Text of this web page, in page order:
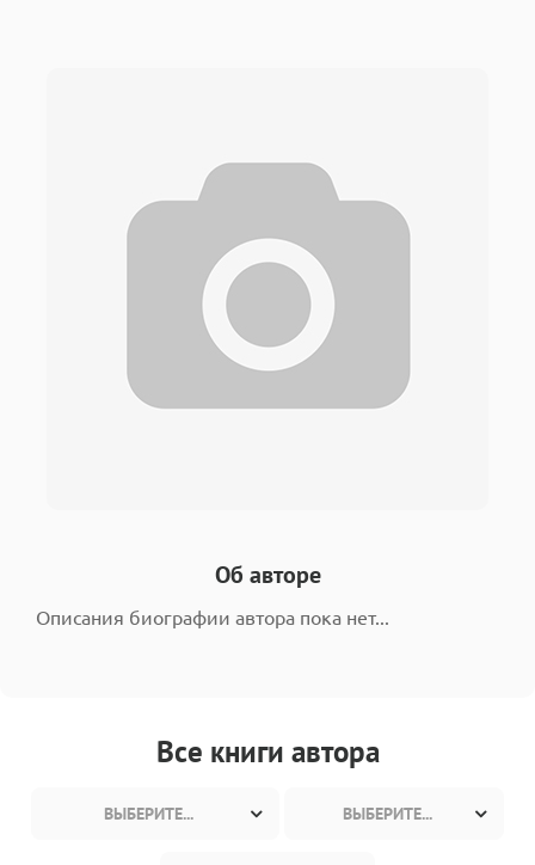
Об авторе
Описания биографии автора пока нет...
Все книги автора
ВЫБЕРИТЕ... ВЫБЕРИТЕ...